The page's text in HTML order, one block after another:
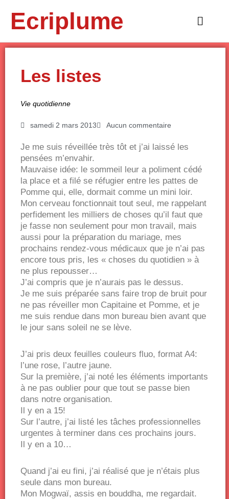
contenuEcriplume
Main
Les listes
Vie quotidienne
samedi 2 mars 2013 Aucun commentaire
Je me suis réveillée très tôt et j’ai laissé les
pensées m’envahir.
Mauvaise idée: le sommeil leur a poliment cédé
la place et a filé se réfugier entre les pattes de
Pomme qui, elle, dormait comme un mini loir.
Mon cerveau fonctionnait tout seul, me rappelant
perfidement les milliers de choses qu’il faut que
je fasse non seulement pour mon travail, mais
aussi pour la préparation du mariage, mes
prochains rendez-vous médicaux que je n’ai pas
encore tous pris, les « choses du quotidien » à
ne plus repousser…
J’ai compris que je n’aurais pas le dessus.
Je me suis préparée sans faire trop de bruit pour
ne pas réveiller mon Capitaine et Pomme, et je
me suis rendue dans mon bureau bien avant que
le jour sans soleil ne se lève.
J’ai pris deux feuilles couleurs fluo, format A4:
l’une rose, l’autre jaune.
Sur la première, j’ai noté les éléments importants
à ne pas oublier pour que tout se passe bien
dans notre organisation.
Il y en a 15!
Sur l’autre, j’ai listé les tâches professionnelles
urgentes à terminer dans ces prochains jours.
Il y en a 10…
Quand j’ai eu fini, j’ai réalisé que je n’étais plus
seule dans mon bureau.
Mon Mogwaï, assis en bouddha, me regardait.